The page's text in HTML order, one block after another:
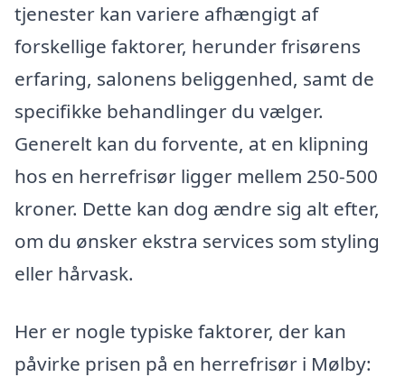
tjenester kan variere afhængigt af
forskellige faktorer, herunder frisørens
erfaring, salonens beliggenhed, samt de
specifikke behandlinger du vælger.
Generelt kan du forvente, at en klipning
hos en herrefrisør ligger mellem 250-500
kroner. Dette kan dog ændre sig alt efter,
om du ønsker ekstra services som styling
eller hårvask.
Her er nogle typiske faktorer, der kan
påvirke prisen på en herrefrisør i Mølby: